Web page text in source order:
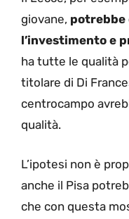
giovane, potrebbe
l’investimento e
ha tutte le qualità
titolare di Di
centrocampo
qualità.
L’ipotesi non è
anche il Pisa
che con questa